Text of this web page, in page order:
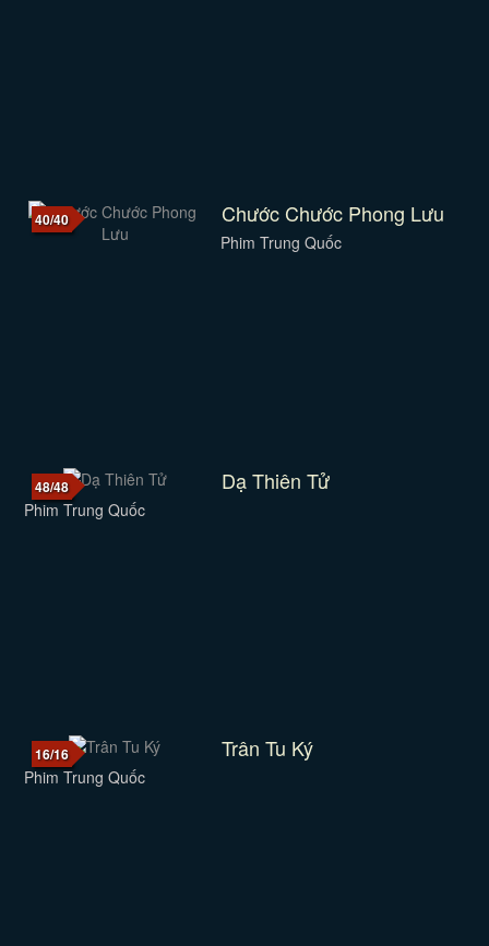
40/40 Chước Chước Phong Lưu
Phim Trung Quốc
48/48 Dạ Thiên Tử
Phim Trung Quốc
16/16 Trân Tu Ký
Phim Trung Quốc